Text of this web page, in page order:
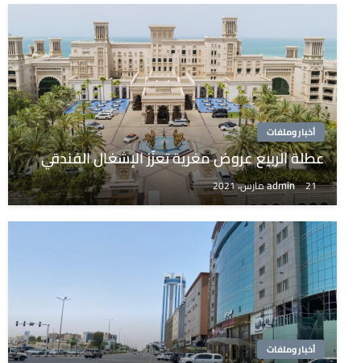
أخبار وملفات
عطلة الربيع عروض مغرية تعزّز الإشغال الفندقي
admin 21 مارس، 2021
أخبار وملفات